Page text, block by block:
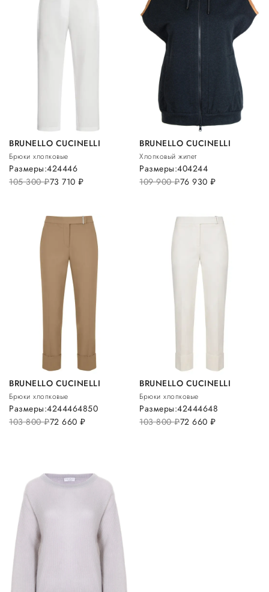
BRUNELLO CUCINELLI
Брюки хлопковые
105 300руб.73 710 руб.
Размеры:424446
BRUNELLO CUCINELLI
Хлопковый жилет
109 900руб.76 930руб.
Размеры:404244
BRUNELLO CUCINELLI
Брюки хлопковые
103 800руб.72 660 руб.
Размеры:4244464850
BRUNELLO CUCINELLI
Брюки хлопковые
103 800руб.72 660руб.
Размеры:42444648